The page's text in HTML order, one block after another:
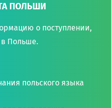
ПОЛЬШИ
о поступлении,
Польше.
польского языка